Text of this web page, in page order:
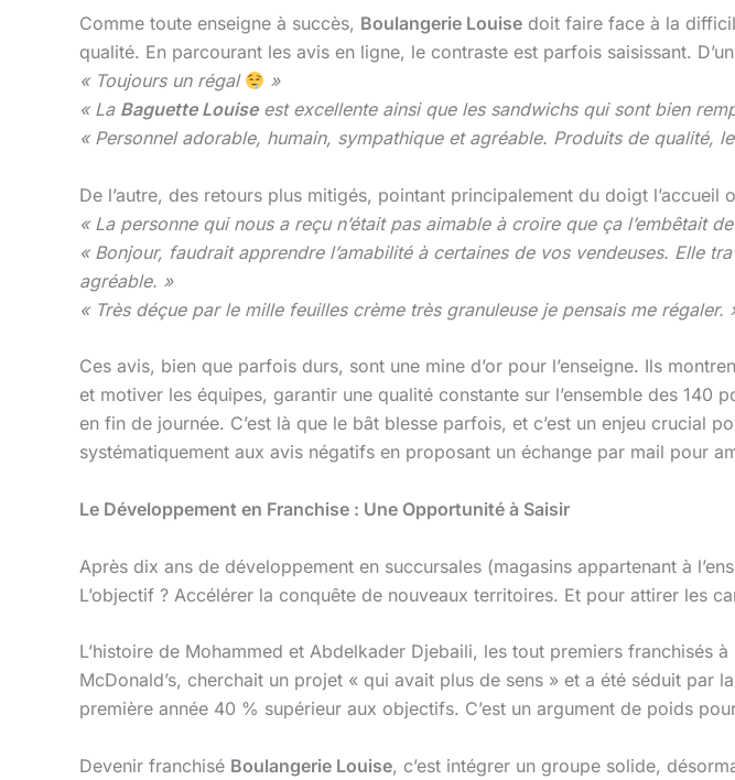
Comme toute enseigne à succès, Boulangerie Louise doit faire face à la
qualité. En parcourant les avis en ligne, le contraste est parfois saisissant.
« Toujours un régal
»
« La Baguette Louiseest excellente ainsi que les sandwichs qui sont bien
« Personnel adorable, humain, sympathique et agréable. Produits de qualité,
De l’autre, des retours plus mitigés, pointant principalement du doigt
« La personne qui nous a reçu n’était pas aimable à croire que ça l’embêtait
« Bonjour, faudrait apprendre l’amabilité à certaines de vos vendeuses. Elle
agréable. »
« Très déçue par le mille feuilles crème très granuleuse je pensais me régaler.
Ces avis, bien que parfois durs, sont une mine d’or pour l’enseigne. Ils
et motiver les équipes, garantir une qualité constante sur l’ensemble des
en fin de journée. C’est là que le bât blesse parfois, et c’est un enjeu crucial
systématiquement aux avis négatifs en proposant un échange par mail pour
Le Développement en Franchise : Une Opportunité à Saisir
Après dix ans de développement en succursales (magasins appartenant à
L’objectif ? Accélérer la conquête de nouveaux territoires. Et pour attirer les
L’histoire de Mohammed et Abdelkader Djebaili, les tout premiers franchisés
McDonald’s, cherchait un projet « qui avait plus de sens » et a été séduit par la
première année 40 % supérieur aux objectifs. C’est un argument de poids
Devenir franchisé Boulangerie Louise, c’est intégrer un groupe solide,